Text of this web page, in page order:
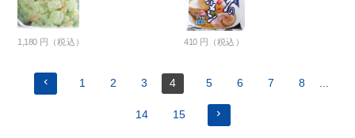
1,180 円（税込） 410 円（税込）
1 2 3 4 5 6 7 8 ...
14 15